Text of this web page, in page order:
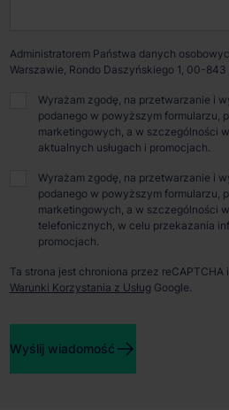
Administratorem Państwa danych
Warszawie, Rondo Daszyńskiego 1, 00-843
Wyrażam zgodę, na przetwarzanie i
podanego w powyższym formularzu,
marketingowych, a w szczególności
aktualnych usługach i promocjach.
Wyrażam zgodę, na przetwarzanie i
podanego w powyższym formularzu,
marketingowych, a w szczególności
telefonicznych, w celu przekazania
promocjach.
Ta strona jest chroniona przez reCAPTCHA
Warunki Korzystania z Usług Google.
Wyślij wiadomość